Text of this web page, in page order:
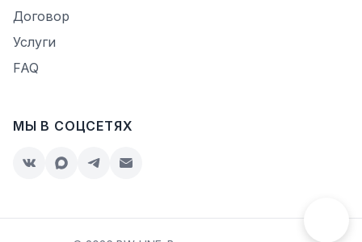
Договор
Услуги
FAQ
МЫ В СОЦСЕТЯХ